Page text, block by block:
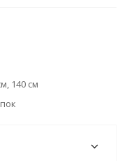
140 см